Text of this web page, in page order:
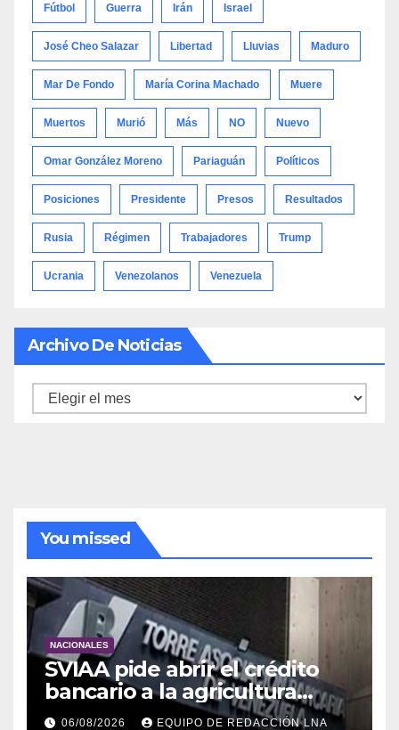
Fútbol Guerra Irán Israel
José Cheo Salazar Libertad Lluvias Maduro
Mar De Fondo María Corina Machado Muere
Muertos Murió Más NO Nuevo
Omar González Moreno Pariaguán Políticos
Posiciones Presidente Presos Resultados
Rusia Régimen Trabajadores Trump
Ucrania Venezolanos Venezuela
Archivo De Noticias
Archivo
You missed
NACIONALES
SVIAA pide abrir el crédito
bancario a la agricultura
familiar en Venezuela
06/08/2026 EQUIPO DE REDACCIÓN LNA